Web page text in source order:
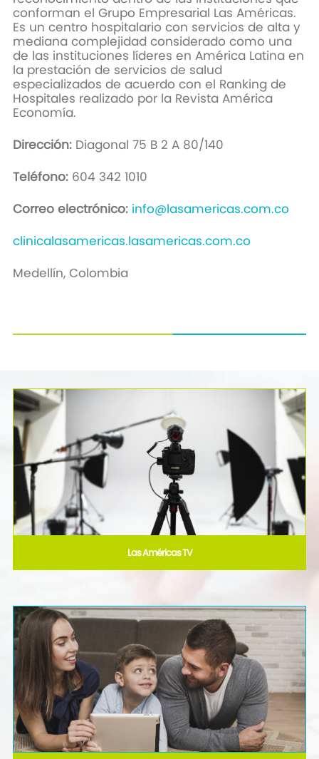
conforman el Grupo Empresarial Las Américas.
Es un centro hospitalario con servicios de alta y
mediana complejidad considerado como una
de las instituciones líderes en América Latina en
la prestación de servicios de salud
especializados de acuerdo con el Ranking de
Hospitales realizado por la Revista América
Economía.
Dirección:Diagonal 75 B 2 A 80/140
Teléfono:604 342 1010
Correo electrónico: info@lasamericas.com.co
clinicalasamericas.lasamericas.com.co
Medellín, Colombia
Las Américas TV